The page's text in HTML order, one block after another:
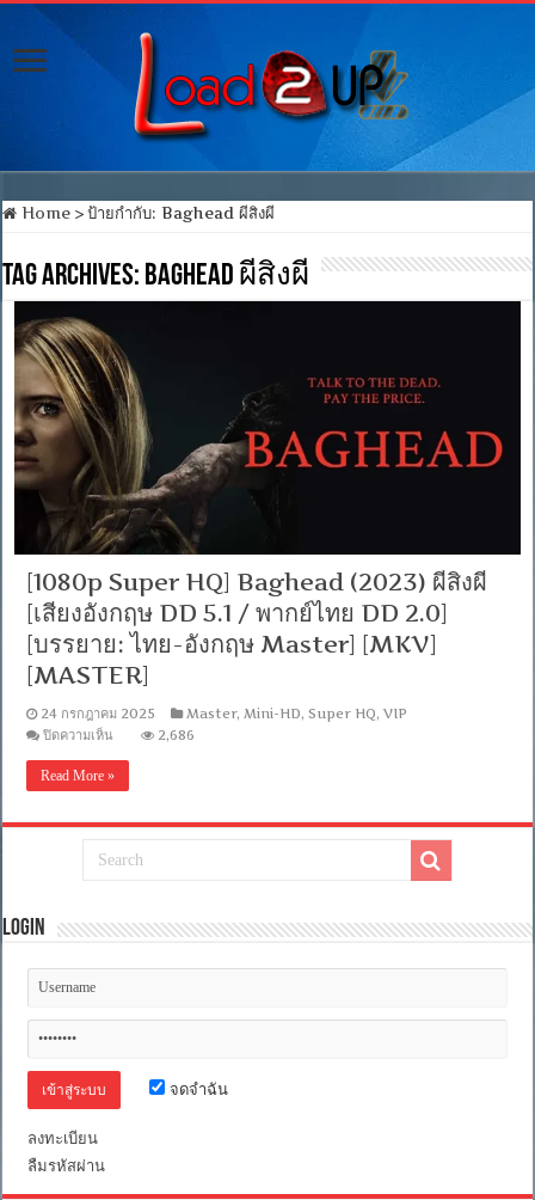
Home > ป้ายกำกับ:Baghead ผีสิงผี
Tag Archives: Baghead ผีสิงผี
[1080p Super HQ] Baghead (2023) ผีสิงผี
[เสียงอังกฤษ DD 5.1 / พากย์ไทย DD 2.0]
[บรรยาย: ไทย-อังกฤษ Master] [MKV]
[MASTER]
24 กรกฎาคม 2025 Master, Mini-HD,Super HQ,VIP
ปิดความเห็น
HQ]
(2023)
สิง
อังกฤษ
ไทย
[บรรยาย:
2,686
Read More »
Login
จดจำฉัน
ลงทะเบียน
ลืมรหัสผ่าน